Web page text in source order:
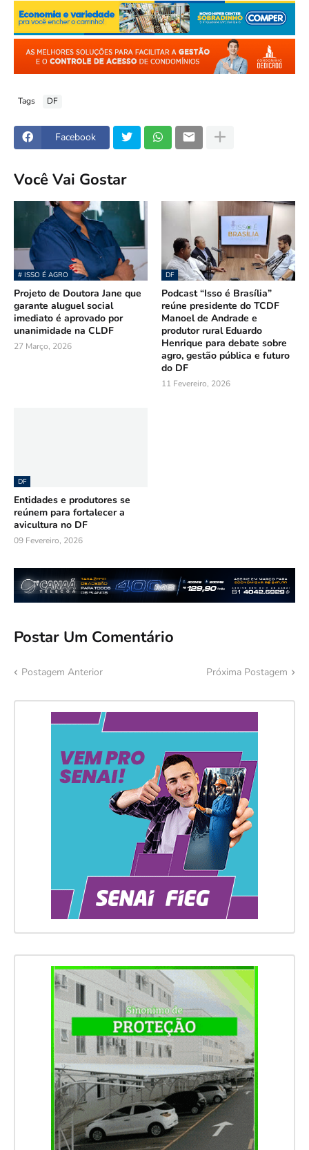
Tags DF
Facebook
Você Vai Gostar
# ISSO É AGRO
Projeto de Doutora Jane que
garante aluguel social
imediato é aprovado por
unanimidade na CLDF
27 Março, 2026
DF
Podcast “Isso é Brasília”
reúne presidente do TCDF
Manoel de Andrade e
produtor rural Eduardo
Henrique para debate sobre
agro, gestão pública e futuro
do DF
11 Fevereiro, 2026
DF
Entidades e produtores se
reúnem para fortalecer a
avicultura no DF
09 Fevereiro, 2026
Postar Um Comentário
Postagem Anterior Próxima Postagem